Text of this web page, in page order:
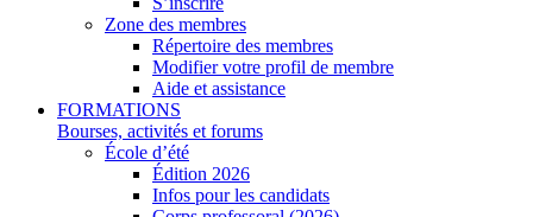
Zone des membres
Répertoire des membres
Modifier votre profil de membre
Aide et assistance
FORMATIONS
Bourses, activités et forums
École d’été
Édition 2026
Infos pour les candidats